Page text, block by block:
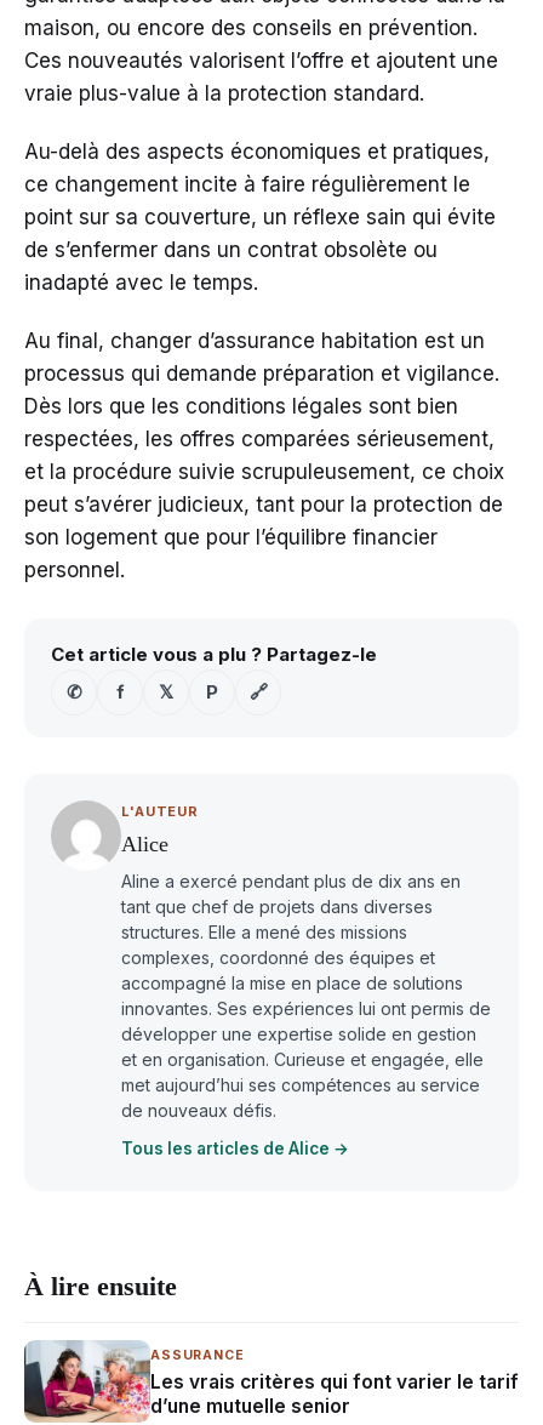
maison, ou encore des conseils en prévention.
Ces nouveautés valorisent l’offre et ajoutent une
vraie plus-value à la protection standard.
Au-delà des aspects économiques et pratiques,
ce changement incite à faire régulièrement le
point sur sa couverture, un réflexe sain qui évite
de s’enfermer dans un contrat obsolète ou
inadapté avec le temps.
Au final, changer d’assurance habitation est un
processus qui demande préparation et vigilance.
Dès lors que les conditions légales sont bien
respectées, les offres comparées sérieusement,
et la procédure suivie scrupuleusement, ce choix
peut s’avérer judicieux, tant pour la protection de
son logement que pour l’équilibre financier
personnel.
Cet article vous a plu ? Partagez-le
✆
f 𝕏 P 🔗
L'AUTEUR
Alice
Aline a exercé pendant plus de dix ans en
tant que chef de projets dans diverses
structures. Elle a mené des missions
complexes, coordonné des équipes et
accompagné la mise en place de solutions
innovantes. Ses expériences lui ont permis de
développer une expertise solide en gestion
et en organisation. Curieuse et engagée, elle
met aujourd’hui ses compétences au service
de nouveaux défis.
Tous les articles de Alice →
À lire ensuite
ASSURANCE
Les vrais critères qui font varier le tarif
d’une mutuelle senior